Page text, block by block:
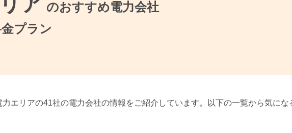
のおすすめ電力会社
金プラン
エリアの41社の電力会社の情報をご紹介しています。以下の一覧から気にな